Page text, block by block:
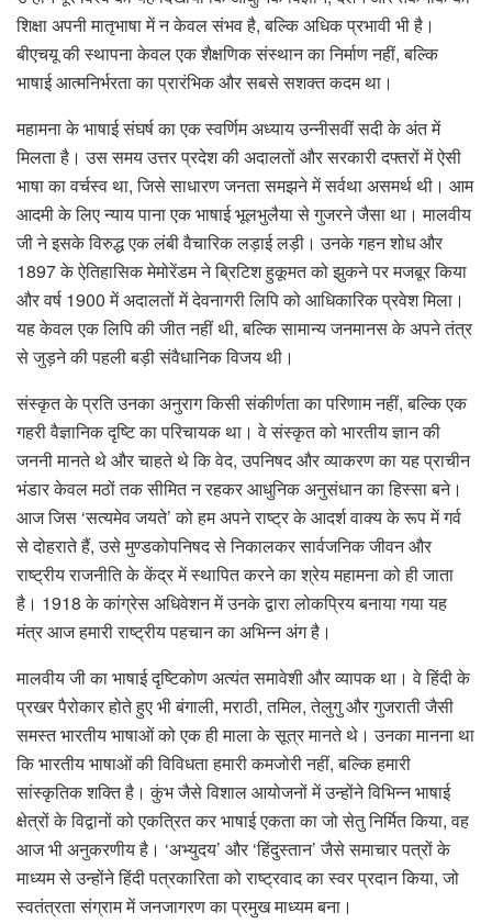
शिक्षा अपनी मातृभाषा में न केवल संभव है, बल्कि अधिक प्रभावी भी है।
बीएचयू की स्थापना केवल एक शैक्षणिक संस्थान का निर्माण नहीं, बल्कि
भाषाई आत्मनिर्भरता का प्रारंभिक और सबसे सशक्त कदम था।
महामना के भाषाई संघर्ष का एक स्वर्णिम अध्याय उन्नीसवीं सदी के अंत में
मिलता है। उस समय उत्तर प्रदेश की अदालतों और सरकारी दफ्तरों में ऐसी
भाषा का वर्चस्व था, जिसे साधारण जनता समझने में सर्वथा असमर्थ थी। आम
आदमी के लिए न्याय पाना एक भाषाई भूलभुलैया से गुजरने जैसा था। मालवीय
जी ने इसके विरुद्ध एक लंबी वैचारिक लड़ाई लड़ी। उनके गहन शोध और
1897 के ऐतिहासिक मेमोरेंडम ने ब्रिटिश हुकूमत को झुकने पर मजबूर किया
और वर्ष 1900 में अदालतों में देवनागरी लिपि को आधिकारिक प्रवेश मिला।
यह केवल एक लिपि की जीत नहीं थी, बल्कि सामान्य जनमानस के अपने तंत्र
से जुड़ने की पहली बड़ी संवैधानिक विजय थी।
संस्कृत के प्रति उनका अनुराग किसी संकीर्णता का परिणाम नहीं, बल्कि एक
गहरी वैज्ञानिक दृष्टि का परिचायक था। वे संस्कृत को भारतीय ज्ञान की
जननी मानते थे और चाहते थे कि वेद, उपनिषद और व्याकरण का यह प्राचीन
भंडार केवल मठों तक सीमित न रहकर आधुनिक अनुसंधान का हिस्सा बने।
आज जिस ‘सत्यमेव जयते’ को हम अपने राष्ट्र के आदर्श वाक्य के रूप में गर्व
से दोहराते हैं, उसे मुण्डकोपनिषद से निकालकर सार्वजनिक जीवन और
राष्ट्रीय राजनीति के केंद्र में स्थापित करने का श्रेय महामना को ही जाता
है। 1918 के कांग्रेस अधिवेशन में उनके द्वारा लोकप्रिय बनाया गया यह
मंत्र आज हमारी राष्ट्रीय पहचान का अभिन्न अंग है।
मालवीय जी का भाषाई दृष्टिकोण अत्यंत समावेशी और व्यापक था। वे हिंदी के
प्रखर पैरोकार होते हुए भी बंगाली, मराठी, तमिल, तेलुगु और गुजराती जैसी
समस्त भारतीय भाषाओं को एक ही माला के सूत्र मानते थे। उनका मानना था
कि भारतीय भाषाओं की विविधता हमारी कमजोरी नहीं, बल्कि हमारी
सांस्कृतिक शक्ति है। कुंभ जैसे विशाल आयोजनों में उन्होंने विभिन्न भाषाई
क्षेत्रों के विद्वानों को एकत्रित कर भाषाई एकता का जो सेतु निर्मित किया, वह
आज भी अनुकरणीय है। ‘अभ्युदय’ और ‘हिंदुस्तान’ जैसे समाचार पत्रों के
माध्यम से उन्होंने हिंदी पत्रकारिता को राष्ट्रवाद का स्वर प्रदान किया, जो
स्वतंत्रता संग्राम में जनजागरण का प्रमुख माध्यम बना।